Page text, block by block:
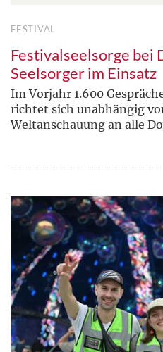
FESTIVAL
Festivalseelsorge bei
Seelsorger im Einsatz
Im Vorjahr 1.600
richtet sich unabhängig
Weltanschauung an alle